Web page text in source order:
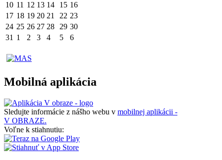
10 11 12 13 14 15 16
17 18 19 20 21 22 23
24 25 26 27 28 29 30
31 1 2 3 4 5 6
Mobilná aplikácia
Sledujte informácie z nášho webu v mobilnej aplikácii -
V OBRAZE.
Voľne k stiahnutiu: